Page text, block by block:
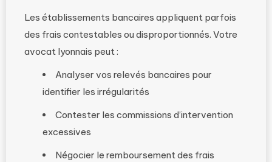
Les établissements bancaires appliquent parfois
des frais contestables ou disproportionnés. Votre
avocat lyonnais peut :
Analyser vos relevés bancaires pour
identifier les irrégularités
Contester les commissions d’intervention
excessives
Négocier le remboursement des frais